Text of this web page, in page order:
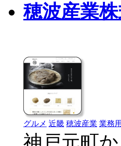
穂波産業
グルメ 近畿 穂波産業 業務用
神戸元町